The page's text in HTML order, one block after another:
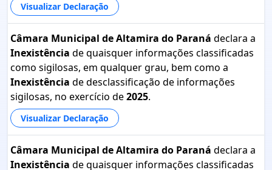
Visualizar Declaração
Câmara Municipal de Altamira do Paraná declara a
Inexistência de quaisquer informações classificadas
como sigilosas, em qualquer grau, bem como a
Inexistência de desclassificação de informações
sigilosas, no exercício de2025.
Visualizar Declaração
Câmara Municipal de Altamira do Paraná declara a
Inexistência de quaisquer informações classificadas